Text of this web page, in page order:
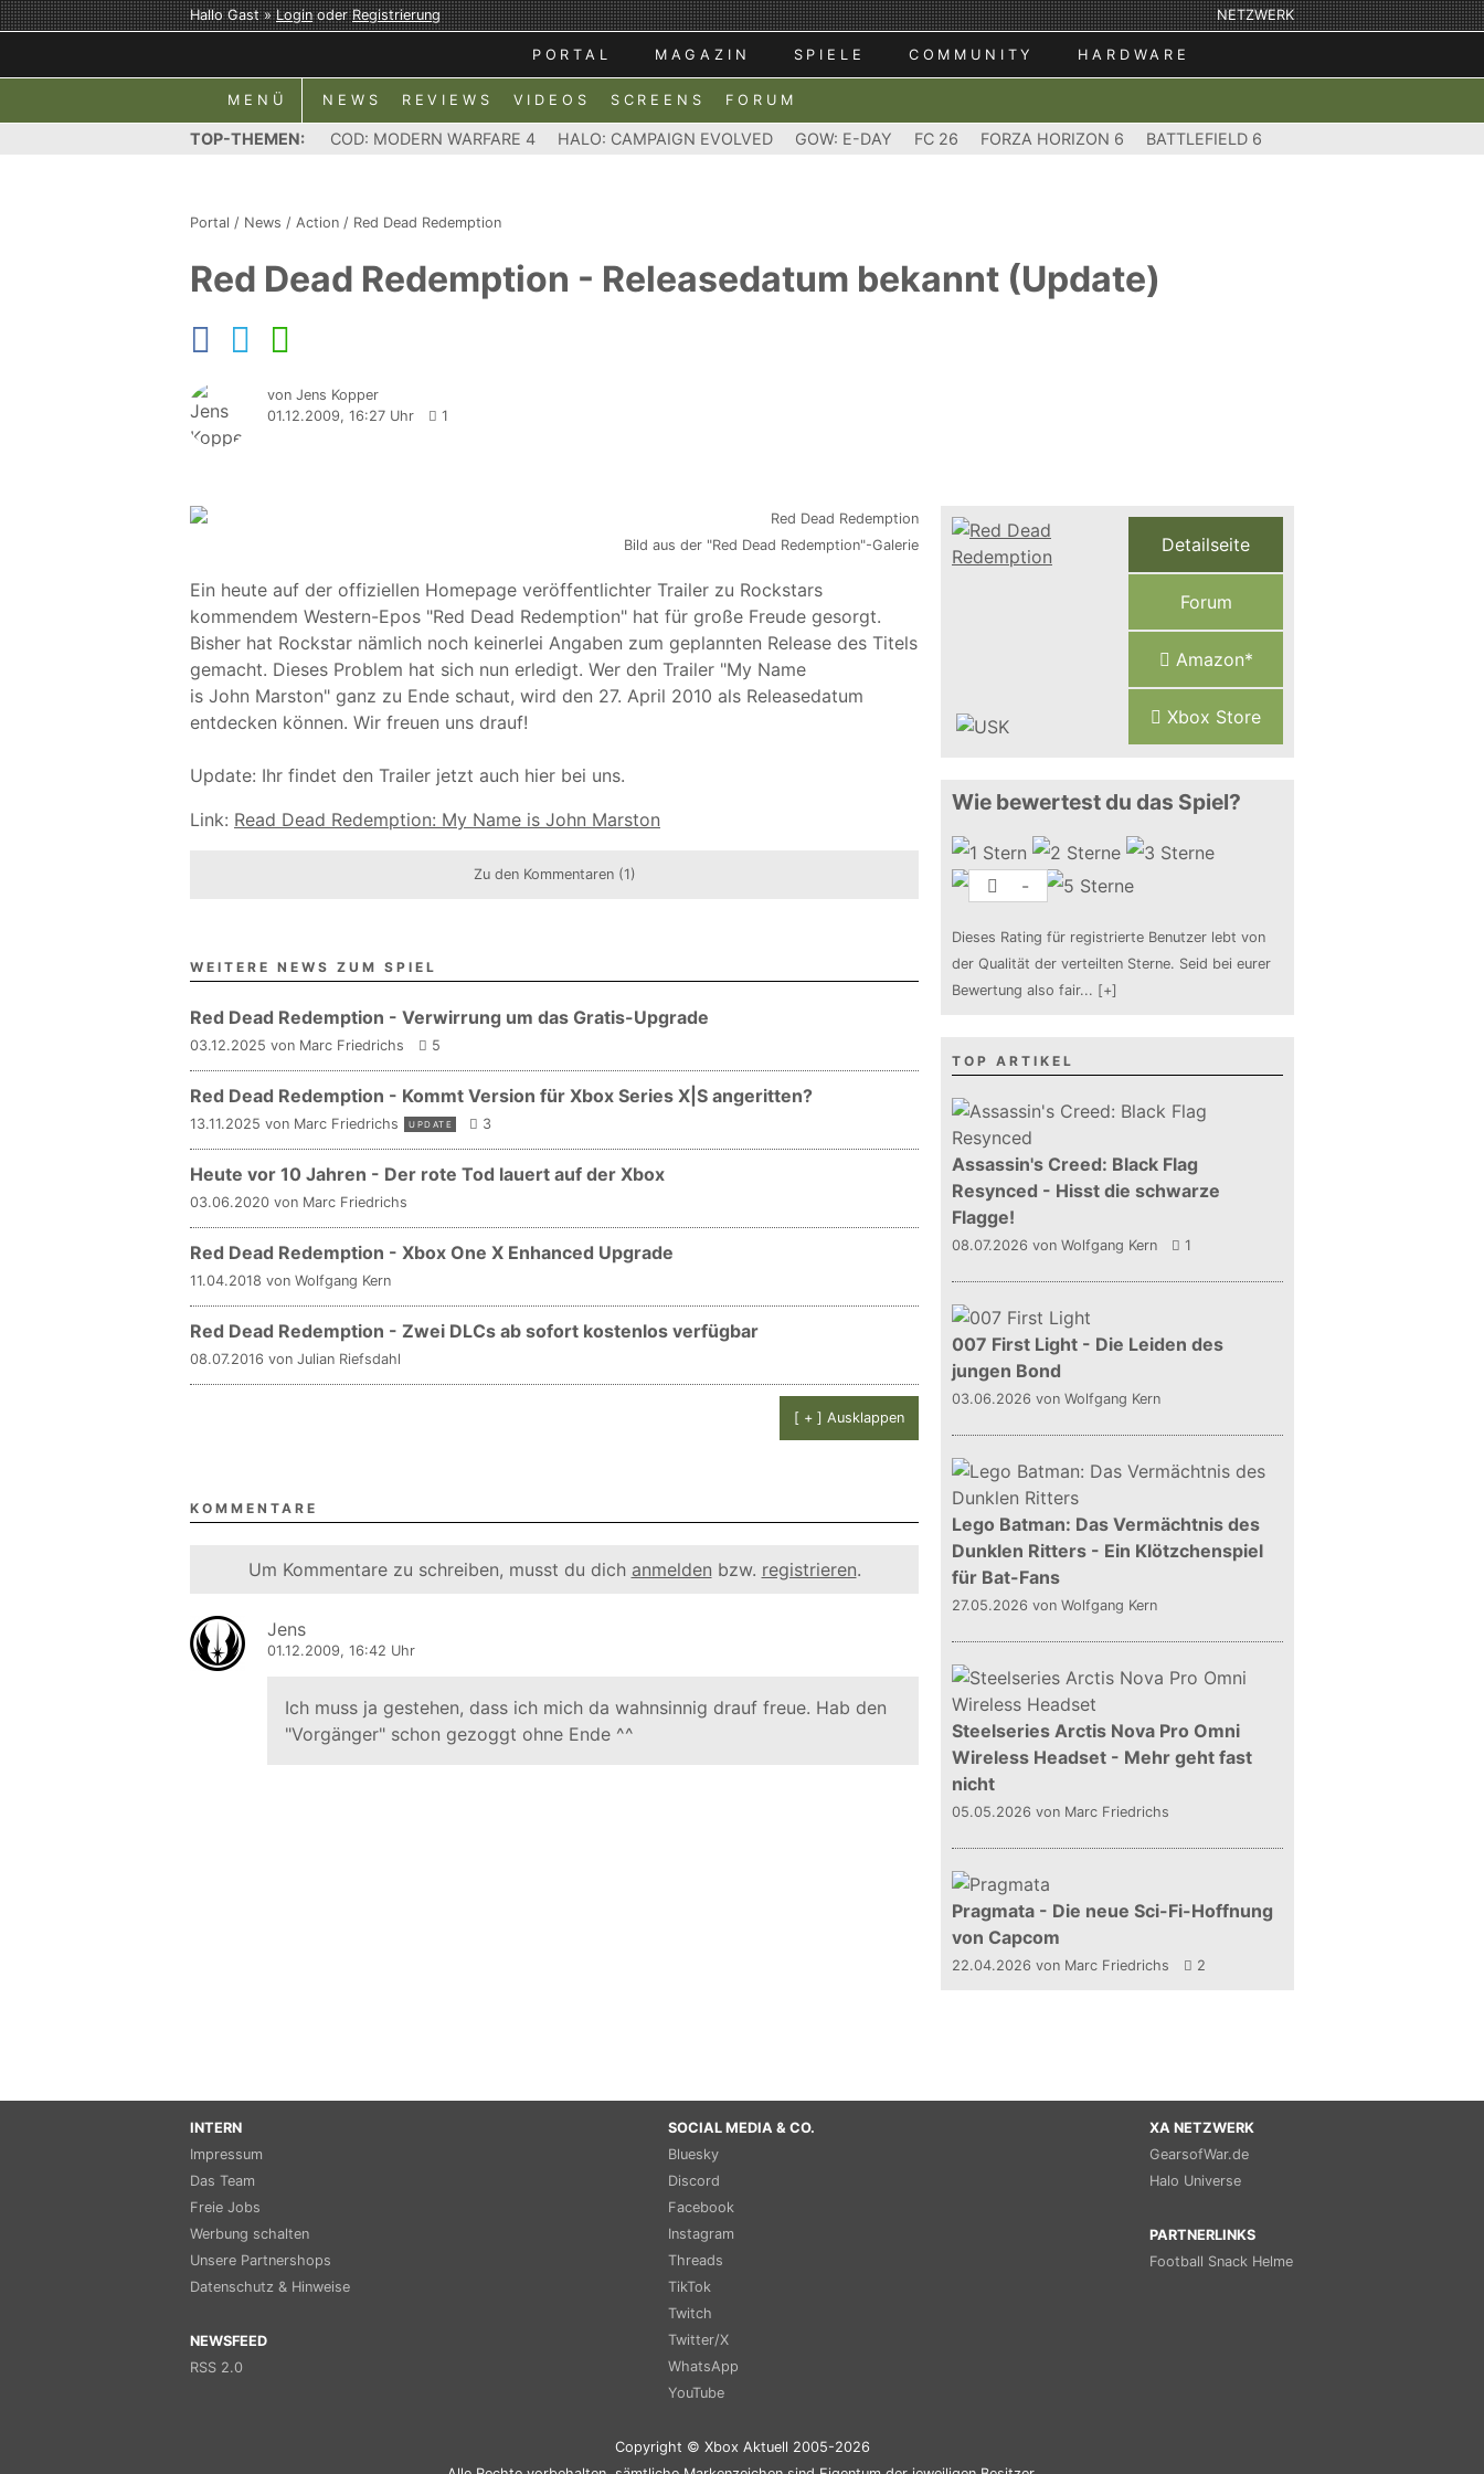
Hallo Gast »LoginoderRegistrierung NETZWERK
PORTAL MAGAZIN SPIELE COMMUNITY HARDWARE
MENÜ NEWS REVIEWS VIDEOS SCREENS FORUM
TOP-THEMEN: COD: MODERN WARFARE 4 HALO: CAMPAIGN EVOLVED GOW: E-DAY FC 26 FORZA HORIZON 6 BATTLEFIELD 6
Portal / News / Action / Red Dead Redemption
Red Dead Redemption - Releasedatum bekannt (Update)
von Jens Kopper
01.12.2009, 16:27 Uhr
1
Bild aus der "Red Dead Redemption"-Galerie
Ein heute auf der offiziellen Homepage veröffentlichter Trailer zu Rockstars
kommendem Western-Epos "Red Dead Redemption" hat für große Freude gesorgt.
Bisher hat Rockstar nämlich noch keinerlei Angaben zum geplannten Release des Titels
gemacht. Dieses Problem hat sich nun erledigt. Wer den Trailer "My Name
is John Marston" ganz zu Ende schaut, wird den 27. April 2010 als Releasedatum
entdecken können. Wir freuen uns drauf!
Update: Ihr findet den Trailer jetzt auch hier bei uns.
Link: Read Dead Redemption: My Name is John Marston
Zu den Kommentaren (1)
WEITERE NEWS ZUM SPIEL
Red Dead Redemption - Verwirrung um das Gratis-Upgrade
03.12.2025 von Marc Friedrichs 5
Red Dead Redemption - Kommt Version für Xbox Series X|S angeritten?
13.11.2025 von Marc Friedrichs UPDATE 3
Heute vor 10 Jahren - Der rote Tod lauert auf der Xbox
03.06.2020 von Marc Friedrichs
Red Dead Redemption - Xbox One X Enhanced Upgrade
11.04.2018 von Wolfgang Kern
Red Dead Redemption - Zwei DLCs ab sofort kostenlos verfügbar
08.07.2016 von Julian Riefsdahl
[ + ] Ausklappen
KOMMENTARE
Um Kommentare zu schreiben, musst du dich anmelden bzw. registrieren.
Jens
01.12.2009, 16:42 Uhr
Ich muss ja gestehen, dass ich mich da wahnsinnig drauf freue. Hab den
"Vorgänger" schon gezoggt ohne Ende ^^
Detailseite
Forum
Amazon*
Xbox Store
Wie bewertest du das Spiel?
-
Dieses Rating für registrierte Benutzer lebt von
der Qualität der verteilten Sterne. Seid bei eurer
Bewertung also fair... [+]
TOP ARTIKEL
Assassin's Creed: Black Flag
Resynced - Hisst die schwarze
Flagge!
08.07.2026 von Wolfgang Kern 1
007 First Light - Die Leiden des
jungen Bond
03.06.2026 von Wolfgang Kern
Lego Batman: Das Vermächtnis des
Dunklen Ritters - Ein Klötzchenspiel
für Bat-Fans
27.05.2026 von Wolfgang Kern
Steelseries Arctis Nova Pro Omni
Wireless Headset - Mehr geht fast
nicht
05.05.2026 von Marc Friedrichs
Pragmata - Die neue Sci-Fi-Hoffnung
von Capcom
22.04.2026 von Marc Friedrichs 2
INTERN
Impressum
Das Team
Freie Jobs
Werbung schalten
Unsere Partnershops
Datenschutz & Hinweise
NEWSFEED
RSS 2.0
SOCIAL MEDIA & CO.
Bluesky
Discord
Facebook
Instagram
Threads
TikTok
Twitch
Twitter/X
WhatsApp
YouTube
XA NETZWERK
GearsofWar.de
Halo Universe
PARTNERLINKS
Football Snack Helme
Copyright © Xbox Aktuell 2005-2026